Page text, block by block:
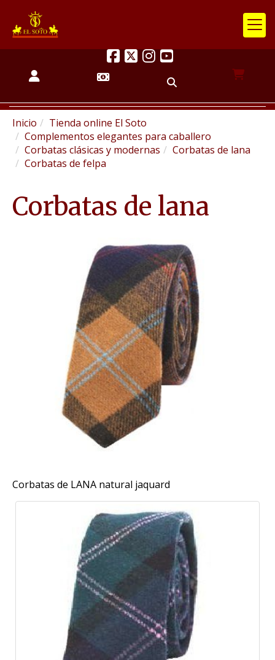
Inicio
Tienda online El Soto
Complementos elegantes para caballero
Corbatas clásicas y modernas
Corbatas de lana
Corbatas de felpa
Corbatas de lana
Corbatas de LANA natural jaquard